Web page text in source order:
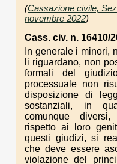
(Cassazione civile,
novembre 2022)
Cass. civ. n. 16410/
In generale i minori,
li riguardano, non
formali del
processuale non
disposizione di
sostanziali, in
comunque
rispetto ai loro
questi giudizi, si
che deve essere
violazione del